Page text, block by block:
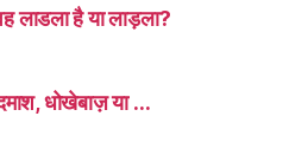
लाडला है या लाड़ला?
धोखेबाज़ या …